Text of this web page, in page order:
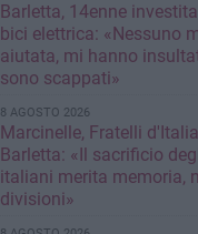
Barletta, 14enne
bici elettrica: «Nessuno
aiutata, mi hanno insultato e poi
sono scappati»
8 AGOSTO 2026
Marcinelle, Fratelli
Barletta: «Il sacrificio
italiani merita memoria,
divisioni»